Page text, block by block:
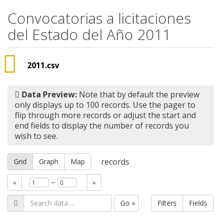
Convocatorias a licitaciones
del Estado del Año 2011
2011.csv
Data Preview: Note that by default the preview
only displays up to 100 records. Use the pager to
flip through more records or adjust the start and
end fields to display the number of records you
wish to see.
Grid Graph Map records
« – »
Filters Fields
Go »